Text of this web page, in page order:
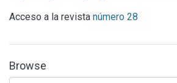
Acceso a la revista número 28
Browse